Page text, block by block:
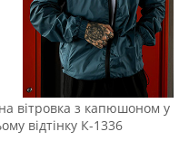
вітровка з капюшоном у
відтінку К-1336